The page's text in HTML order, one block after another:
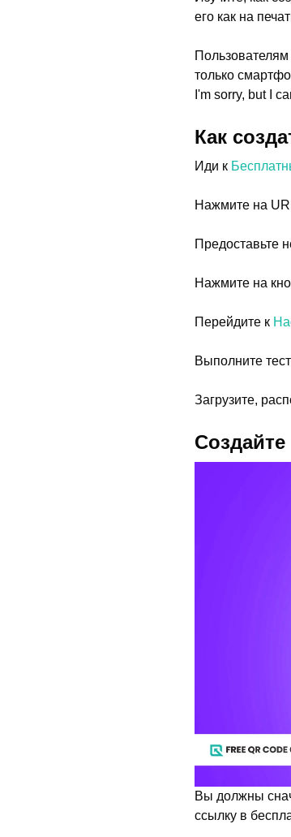
его как на
Пользователям
только
I'm sorry, but I
Как
Иди к
Нажмите на
Предоставьте
Нажмите на
Перейдите к
Выполните
Загрузите,
Вы должны
ссылку в